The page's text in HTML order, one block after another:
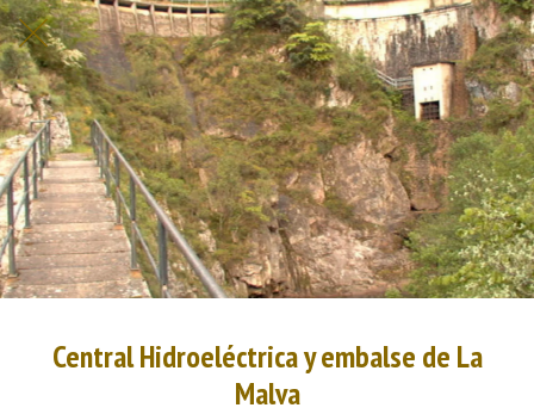
Central Hidroeléctrica y embalse de La
Malva